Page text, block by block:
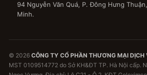
94 Nguyễn Văn Quá, P. Đông Hưng
Minh.
© 2026 CÔNG TY CỔ PHẦN THƯƠNG MẠI DỊCH
MST 0109514772 do Sở KH&ĐT TP. Hà Nội cấp.